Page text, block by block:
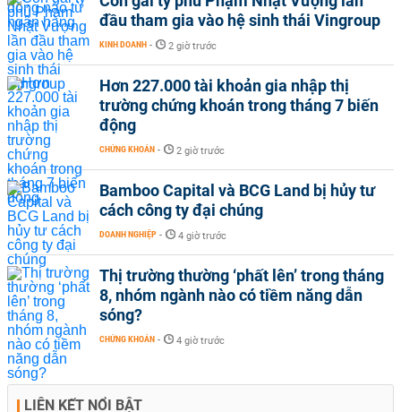
đầu tham gia vào hệ sinh thái Vingroup
KINH DOANH - 2 giờ trước
Hơn 227.000 tài khoản gia nhập thị
trường chứng khoán trong tháng 7 biến
động
CHỨNG KHOÁN - 2 giờ trước
Bamboo Capital và BCG Land bị hủy tư
cách công ty đại chúng
DOANH NGHIỆP - 4 giờ trước
Thị trường thường ‘phất lên’ trong tháng
8, nhóm ngành nào có tiềm năng dẫn
sóng?
CHỨNG KHOÁN - 4 giờ trước
LIÊN KẾT NỔI BẬT